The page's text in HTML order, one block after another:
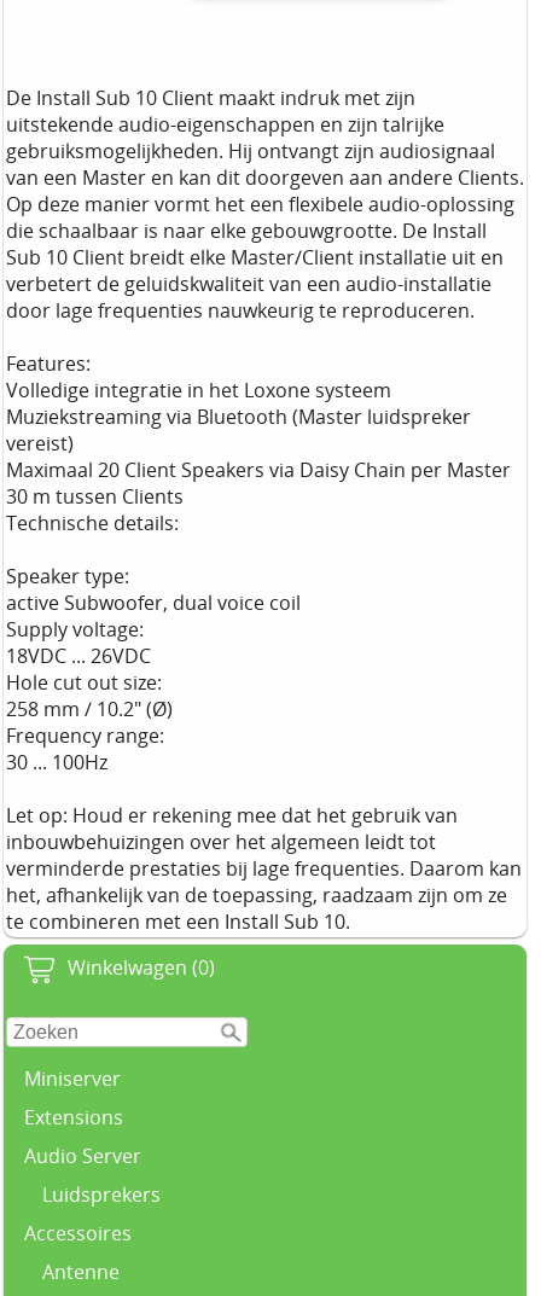
Winkelwagen (0)
Miniserver
Extensions
Audio Server
Luidsprekers
Accessoires
Antenne
De Install Sub 10 Client maakt indruk met zijn
uitstekende audio-eigenschappen en zijn talrijke
gebruiksmogelijkheden. Hij ontvangt zijn audiosignaal
van een Master en kan dit doorgeven aan andere Clients.
Op deze manier vormt het een flexibele audio-oplossing
die schaalbaar is naar elke gebouwgrootte. De Install
Sub 10 Client breidt elke Master/Client installatie uit en
verbetert de geluidskwaliteit van een audio-installatie
door lage frequenties nauwkeurig te reproduceren.
Features:
Volledige integratie in het Loxone systeem
Muziekstreaming via Bluetooth (Master luidspreker
vereist)
Maximaal 20 Client Speakers via Daisy Chain per Master
30 m tussen Clients
Technische details:
Speaker type:
active Subwoofer, dual voice coil
Supply voltage:
18VDC ... 26VDC
Hole cut out size:
258 mm / 10.2" (Ø)
Frequency range:
30 ... 100Hz
Let op: Houd er rekening mee dat het gebruik van
inbouwbehuizingen over het algemeen leidt tot
verminderde prestaties bij lage frequenties. Daarom kan
het, afhankelijk van de toepassing, raadzaam zijn om ze
te combineren met een Install Sub 10.